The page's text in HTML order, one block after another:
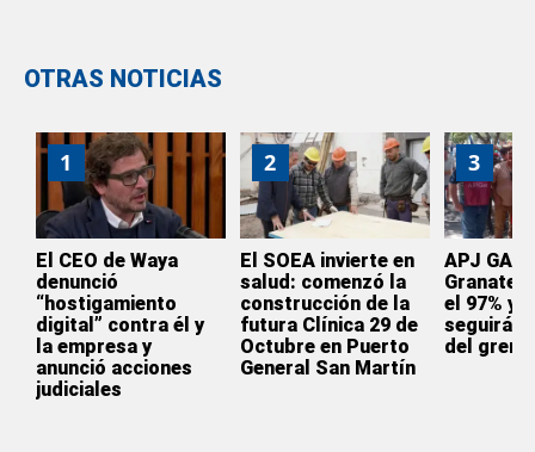
OTRAS NOTICIAS
1
El CEO de Waya
denunció
“hostigamiento
digital” contra él y
la empresa y
anunció acciones
judiciales
2
El SOEA invierte en
salud: comenzó la
construcción de la
futura Clínica 29 de
Octubre en Puerto
General San Martín
3
APJ
Granate
el 97% y
seguirá
del